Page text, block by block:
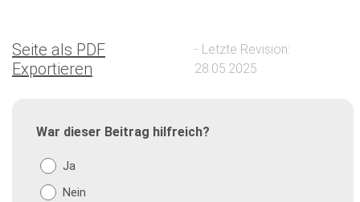
Seite als PDF
Exportieren
- Letzte Revision:
28.05.2025
War dieser Beitrag hilfreich?
Ja
Nein